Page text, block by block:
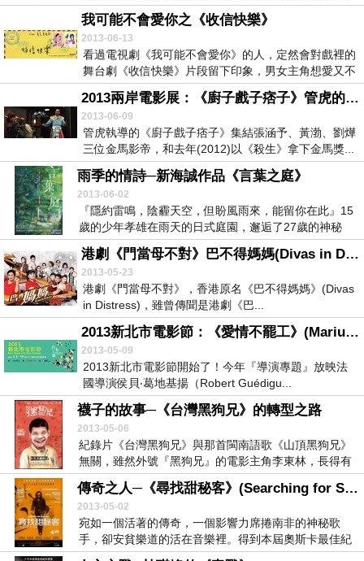
鏡...
我可能不會愛你之《收信快樂》
2013-06-13
看過電視劇《我可能不會愛你》的人，定然會對戲裡的
舞台劇《收信快樂》片段留下印象，男女主角想愛又不
敢放...
2013兩岸電影展：《廚子戲子痞子》管虎的瘋狂虎烈拉
2013-06-09
管虎執導的《廚子戲子痞子》集結張涵予、黃渤、劉燁
三位金馬影帝，和去年(2012)以《殺生》拿下金馬獎...
雨季的情詩─新海誠作品《言葉之庭》
2013-06-02
『隱約雷鳴，陰霾天空，但盼風雨來，能留你在此』15
歲的少年孝雄在雨天的日式庭園，邂逅了27歲的神秘
女...
港劇《門當母不對》巴不得媽媽(Divas in Distress)
2013-05-23
港劇《門當母不對》，香港原名《巴不得媽媽》(Divas
in Distress)，雖曾傳聞是港劇《巴...
2013新北市電影節：《愛情不罷工》(Marius et Jeannette)之生活與生存
2013-05-09
2013新北市電影節開始了！今年『導演專題』放映法
國導演侯貝‧葛地基揚（Robert Guédigu...
襪子的故事─《台灣黑狗兄》的轉型之路
2013-05-06
紀錄片《台灣黑狗兄》與那首閩南語歌《山頂黑狗兄》
無關，雖然外號『黑狗兄』的電影主角李東林，長得有
點像...
傳奇之人─《尋找甜秘客》(Searching for Sugar Man 尋找隱世巨聲)
2013-05-02
宛如一個活著的傳奇，一個影響力席捲南非的神秘歌
手，卻安貧樂道的活在音樂裡。得到本屆奧斯卡最佳紀
錄片的...